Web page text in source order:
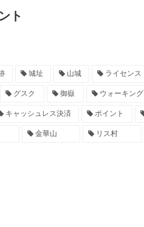
ト
城址 山城 ライセンス
グスク 御嶽 ウォーキング
キャッシュレス決済 ポイント
金華山 リス村